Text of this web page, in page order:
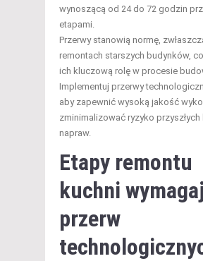
wynoszącą od 24 do 72 godzin
etapami.
Przerwy stanowią normę,
remontach starszych budynków,
ich kluczową rolę w procesie
Implementuj przerwy
aby zapewnić wysoką jakość
zminimalizować ryzyko przyszłych
napraw.
Etapy remontu
kuchni
przerw